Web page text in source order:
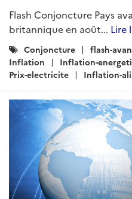
Flash Conjoncture Pays
britannique en août... Lire
Catégories
:
Conjoncture flash-
Inflation
Inflation-
Prix-electricite
Inflation-